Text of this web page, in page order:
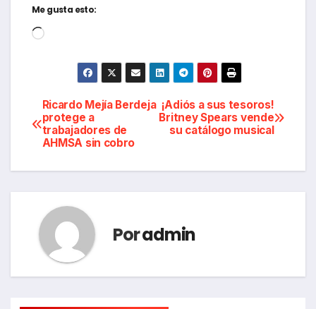
Me gusta esto:
Cargando...
Navegación
de
entradas
¡Adiós a sus tesoros!
Britney Spears vende
su catálogo musical
Ricardo Mejía Berdeja
protege a
trabajadores de
AHMSA sin cobro
Poradmin